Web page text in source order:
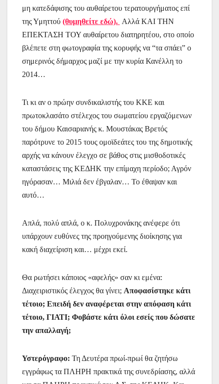
μη κατεδάφισης του αυθαίρετου τερατουργήματος επί
της Υμηττού (θυμηθείτε εδώ). Αλλά ΚΑΙ ΤΗΝ
ΕΠΕΚΤΑΣΗ ΤΟΥ αυθαίρετου διατηρητέου, στο οποίο
βλέπετε στη φωτογραφία της κορυφής να “τα σπάει” ο
σημερινός δήμαρχος μαζί με την κυρία Κανέλλη το
2014…
Τι κι αν ο πρώην συνδικαλιστής του ΚΚΕ και
πρωτοκλασάτο στέλεχος του σωματείου εργαζόμενων
του δήμου Καισαριανής κ. Μουστάκας Βρετός
παρότρυνε το 2015 τους ομοϊδεάτες του της δημοτικής
αρχής να κάνουν έλεγχο σε βάθος στις μισθοδοτικές
καταστάσεις της ΚΕΔΗΚ την επίμαχη περίοδο; Αγρόν
ηγόρασαν… Μιλιά δεν έβγαλαν… Το έθαψαν και
αυτό…
Απλά, πολύ απλά, ο κ. Πολυχρονάκης ανέφερε ότι
υπάρχουν ευθύνες της προηγούμενης διοίκησης για
κακή διαχείριση και… μέχρι εκεί.
Θα ρωτήσει κάποιος «αφελής» σαν κι εμένα:
Διαχειριστικός έλεγχος θα γίνει; Αποφασίστηκε κάτι
τέτοιο; Επειδή δεν αναφέρεται στην απόφαση κάτι
τέτοιο, ΓΙΑΤΙ; Φοβάστε κάτι όλοι εσείς που δώσατε
την απαλλαγή;
Υστερόγραφο: Τη Δευτέρα πρωί-πρωί θα ζητήσω
εγγράφως τα ΠΛΗΡΗ πρακτικά της συνεδρίασης, αλλά